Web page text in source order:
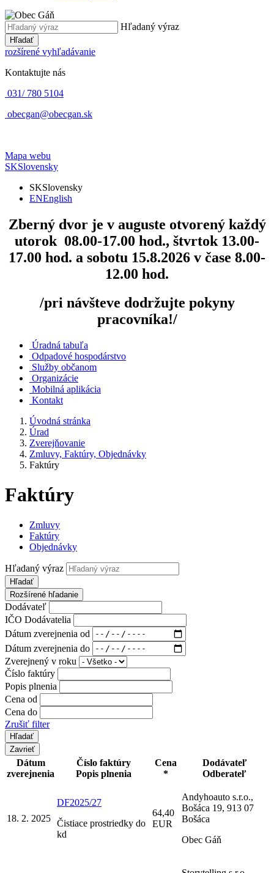
Hľadaný výraz
Hľadať
rozšírené vyhľadávanie
Kontaktujte nás
031/ 780 5104
obecgan@obecgan.sk
Mapa webu
SKSlovensky
SKSlovensky
ENEnglish
Zberný dvorje v auguste otvorený každý
utorok 08.00-17.00 hod., štvrtok 13.00-
17.00 hod. a sobotu 15.8.2026 v čase 8.00-
12.00 hod.
/pri návšteve dodržujte pokyny
pracovníka!/
Úradná tabuľa
Odpadové hospodárstvo
Služby občanom
Organizácie
Mobilná aplikácia
Kontakt
Úvodná stránka
Úrad
Zverejňovanie
Zmluvy, Faktúry, Objednávky
Faktúry
Faktúry
Zmluvy
Faktúry
Objednávky
Hľadaný výraz
Hľadať
Rozšírené hľadanie
Dodávateľ
IČO Dodávatelia
Dátum zverejnenia od
Dátum zverejnenia do
Zverejnený v roku
Číslo faktúry
Popis plnenia
Cena od
Cena do
Zrušiť filter
Zavrieť
Dátum
zverejnenia
Číslo faktúry
Popis plnenia
Cena
*
Dodávateľ
Odberateľ
18. 2. 2025
DF2025/27
Čistiace prostriedky do
kd
64,40
EUR
Andyhoauto s.r.o.,
Bošáca 19, 913 07
Bošáca
Obec Gáň